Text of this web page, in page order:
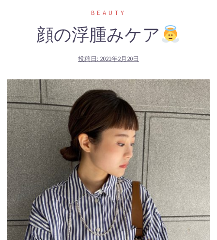
BEAUTY
顔の浮腫みケア
投稿日: 2021年2月20日